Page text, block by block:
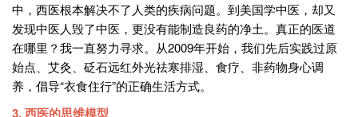
中，西医根本解决不了人类的疾病问题。到美国学中医，却又
发现中医人毁了中医，更没有能制造良药的净土。真正的医道
在哪里？我一直努力寻求。从2009年开始，我们先后实践过原
始点、艾灸、砭石远红外光祛寒排湿、食疗、非药物身心调
养，倡导“衣食住行”的正确生活方式。
3. 西医的思维模型